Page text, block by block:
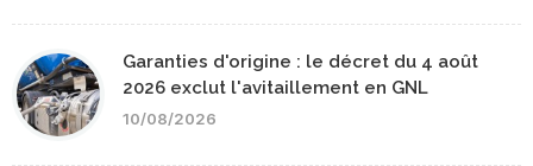
Garanties d'origine : le décret du 4 août
2026 exclut l'avitaillement en GNL
10/08/2026